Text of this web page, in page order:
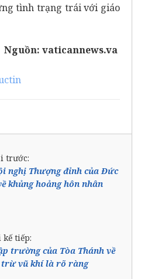
tình trạng trái với giáo
Nguồn: vaticannews.va
trước:
nghị Thượng đỉnh của Đức
khủng hoảng hôn nhân
kế tiếp:
trường của Tòa Thánh về
trừ vũ khí là rõ ràng